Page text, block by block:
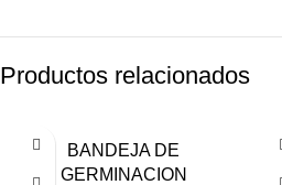
Productos relacionados
BANDEJA DE
GERMINACION